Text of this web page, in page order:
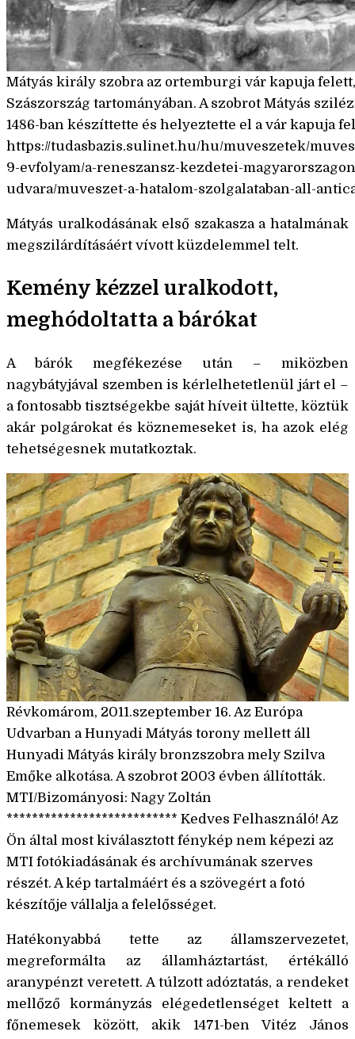
Mátyás király szobra az ortemburgi vár kapuja
Szászország tartományában. A szobrot Mátyás
1486-ban készíttette és helyeztette el a vár kapuja
https://tudasbazis.sulinet.hu/hu/muveszetek/
9-evfolyam/a-reneszansz-kezdetei-
udvara/muveszet-a-hatalom-szolgalataban-all-
Mátyás uralkodásának első szakasza a hatalmának
megszilárdításáért vívott küzdelemmel telt.
Kemény kézzel uralkodott,
meghódoltatta a bárókat
A bárók megfékezése után – miközben
nagybátyjával szemben is kérlelhetetlenül járt el –
a fontosabb tisztségekbe saját híveit ültette, köztük
akár polgárokat és köznemeseket is, ha azok elég
tehetségesnek mutatkoztak.
Révkomárom, 2011.szeptember 16. Az Európa
Udvarban a Hunyadi Mátyás torony mellett áll
Hunyadi Mátyás király bronzszobra mely Szilva
Emőke alkotása. A szobrot 2003 évben állították.
MTI/Bizományosi: Nagy Zoltán
*************************** Kedves Felhasználó! Az
Ön által most kiválasztott fénykép nem képezi az
MTI fotókiadásának és archívumának szerves
részét. A kép tartalmáért és a szövegért a fotó
készítője vállalja a felelősséget.
Hatékonyabbá tette az államszervezetet,
megreformálta az államháztartást, értékálló
aranypénzt veretett. A túlzott adóztatás, a rendeket
mellőző kormányzás elégedetlenséget keltett a
főnemesek között, akik 1471-ben Vitéz János